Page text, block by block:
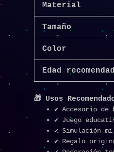
Material
Tamaño
Color
Edad
🎁 Usos
✔️ Accesorio de
✔️ Juego
✔️ Simulación
✔️ Regalo